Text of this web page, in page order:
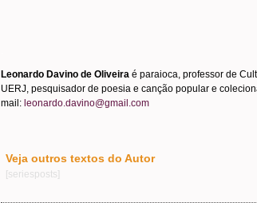
Leonardo Davino de Oliveira é paraioca, professor de
UERJ, pesquisador de poesia e canção popular e
mail: leonardo.davino@gmail.com
Veja outros textos do Autor
[seriesposts]